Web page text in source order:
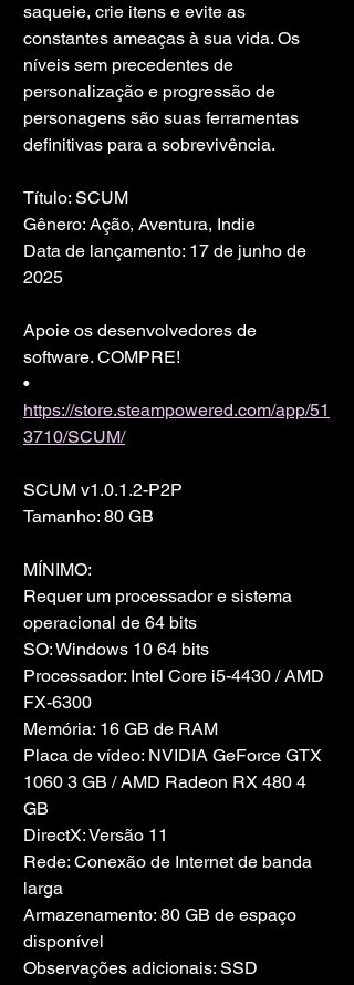
saqueie, crie itens e evite as
constantes ameaças à sua vida. Os
níveis sem precedentes de
personalização e progressão de
personagens são suas ferramentas
definitivas para a sobrevivência.
Título: SCUM
Gênero: Ação, Aventura, Indie
Data de lançamento: 17 de junho de
2025
Apoie os desenvolvedores de
software. COMPRE!
•
https://store.steampowered.com/app/51
3710/SCUM/
SCUM v1.0.1.2-P2P
Tamanho: 80 GB
MÍNIMO:
Requer um processador e sistema
operacional de 64 bits
SO: Windows 10 64 bits
Processador: Intel Core i5-4430 / AMD
FX-6300
Memória: 16 GB de RAM
Placa de vídeo: NVIDIA GeForce GTX
1060 3 GB / AMD Radeon RX 480 4
GB
DirectX: Versão 11
Rede: Conexão de Internet de banda
larga
Armazenamento: 80 GB de espaço
disponível
Observações adicionais: SSD